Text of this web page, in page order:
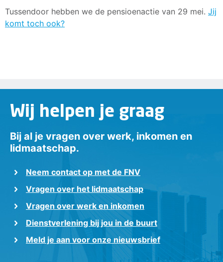
Tussendoor hebben we de pensioenactie van 29 mei. Jij
komt toch ook?
Wij helpen je graag
Bij al je vragen over werk, inkomen en
lidmaatschap.
Neem contact op met de FNV
Vragen over het lidmaatschap
Vragen over werk en inkomen
Dienstverlening bij jou in de buurt
Meld je aan voor onze nieuwsbrief